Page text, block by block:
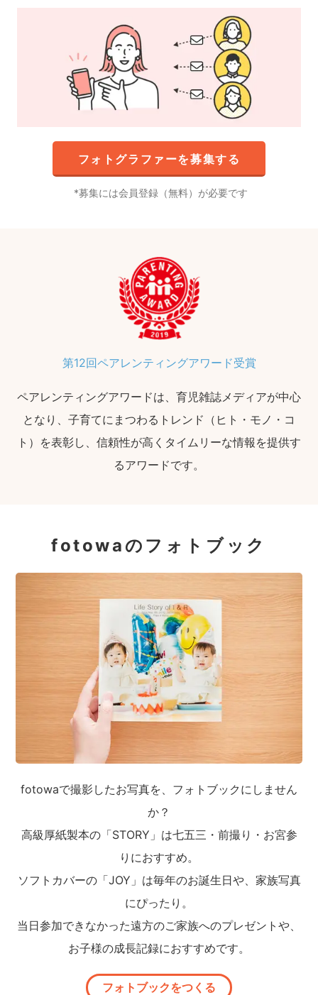
フォトグラファーを募集する
募集には会員登録（無料）が必要です
第12回ペアレンティングアワード受賞
ペアレンティングアワードは、育児雑誌メディアが中心
となり、子育てにまつわるトレンド（ヒト・モノ・コ
ト）を表彰し、信頼性が高くタイムリーな情報を提供す
るアワードです。
fotowaのフォトブック
fotowaで撮影したお写真を、フォトブックにしません
か？
高級厚紙製本の「STORY」は七五三・前撮り・お宮参
りにおすすめ。
ソフトカバーの「JOY」は毎年のお誕生日や、家族写真
にぴったり。
当日参加できなかった遠方のご家族へのプレゼントや、
お子様の成長記録におすすめです。
フォトブックをつくる